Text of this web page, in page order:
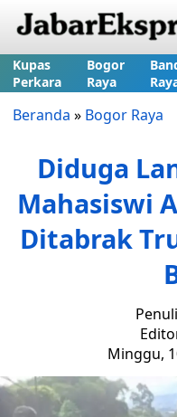
Kupas
Perkara
Bogor
Raya
Beranda » Bogor Raya
Diduga
Mahasiswi
Ditabrak
Minggu,